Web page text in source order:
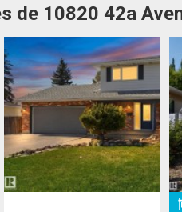
de 10820 42a